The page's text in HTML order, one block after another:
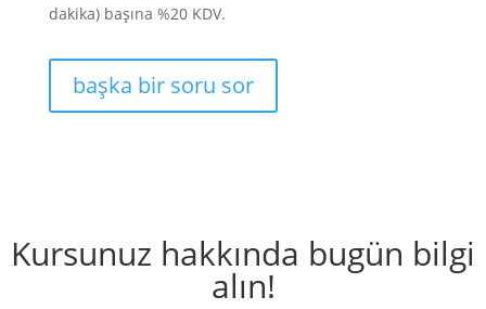
dakika) başına %20 KDV.
başka bir soru sor
Kursunuz hakkında bugün bilgi
alın!